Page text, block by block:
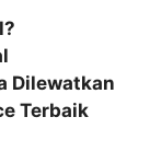
Dilewatkan
Terbaik